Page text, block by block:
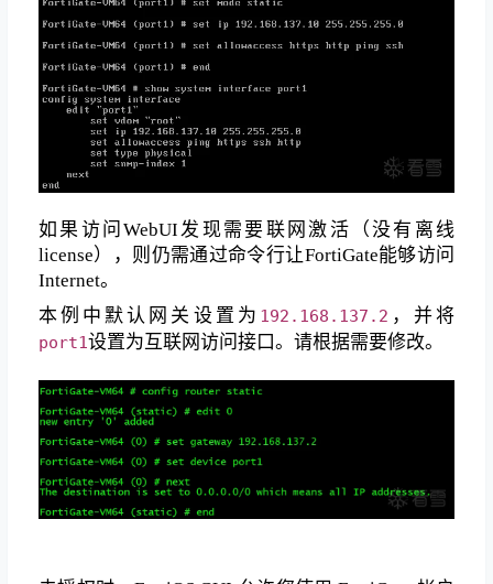
如果访问WebUI发现需要联网激活（没有离线
license），则仍需通过命令行让FortiGate能够访问
Internet。
本例中默认网关设置为 192.168.137.2 ，并将
port1设置为互联网访问接口。请根据需要修改。